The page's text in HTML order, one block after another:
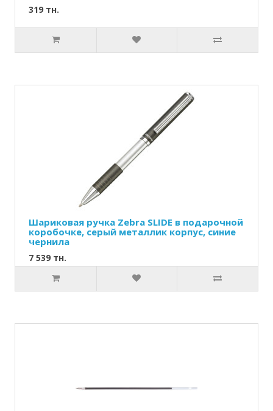
319 тн.
Шариковая ручка Zebra SLIDE в подарочной
коробочке, серый металлик корпус, синие
чернила
7 539 тн.